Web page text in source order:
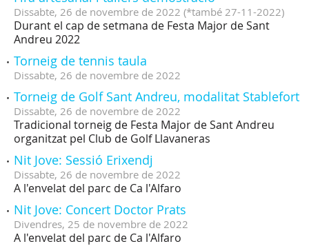
Dissabte, 26 de novembre de 2022 (*també 27-11-2022)
Durant el cap de setmana de Festa Major de Sant
Andreu 2022
Torneig de tennis taula
Dissabte, 26 de novembre de 2022
Torneig de Golf Sant Andreu, modalitat Stablefort
Dissabte, 26 de novembre de 2022
Tradicional torneig de Festa Major de Sant Andreu
organitzat pel Club de Golf Llavaneras
Nit Jove: Sessió Erixendj
Dissabte, 26 de novembre de 2022
A l'envelat del parc de Ca l'Alfaro
Nit Jove: Concert Doctor Prats
Divendres, 25 de novembre de 2022
A l'envelat del parc de Ca l'Alfaro